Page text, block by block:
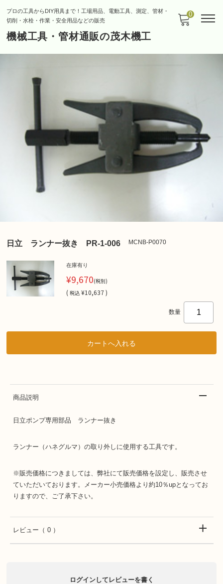
プロの工具からDIY用具まで！工場用品、電動工具、測定、管材・
切削・水栓・作業・安全用品などの販売
機械工具・管材通販の茂木機工
0
日立 ランナー抜き PR-1-006 MCNB-P0070
在庫有り
¥9,670(税別)
( 税込 ¥10,637 )
数量
商品説明
日立ポンプ専用部品 ランナー抜き
ランナー（ハネグルマ）の取り外しに使用する工具です。
※販売価格につきましては、弊社にて販売価格を設定し、販売させ
ていただいております。メーカー小売価格より約10％upとなってお
りますので、ご了承下さい。
レビュー （ 0 ）
ログインしてレビューを書く